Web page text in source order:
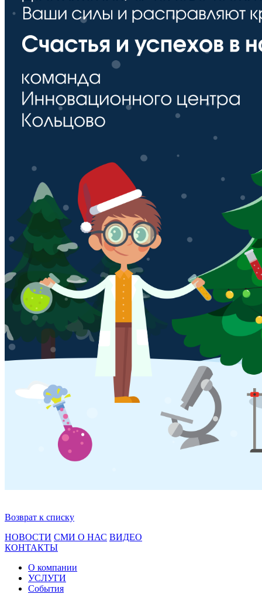
Возврат к списку
НОВОСТИ СМИ О НАС ВИДЕО
КОНТАКТЫ
О компании
УСЛУГИ
События